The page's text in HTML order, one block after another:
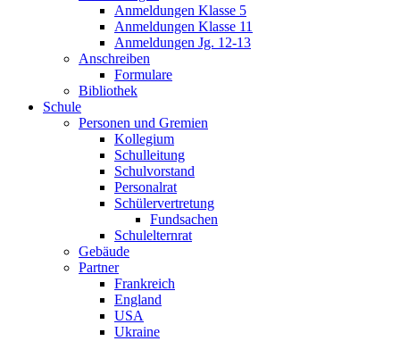
Anmeldungen Klasse 5
Anmeldungen Klasse 11
Anmeldungen Jg. 12-13
Anschreiben
Formulare
Bibliothek
Schule
Personen und Gremien
Kollegium
Schulleitung
Schulvorstand
Personalrat
Schülervertretung
Fundsachen
Schulelternrat
Gebäude
Partner
Frankreich
England
USA
Ukraine